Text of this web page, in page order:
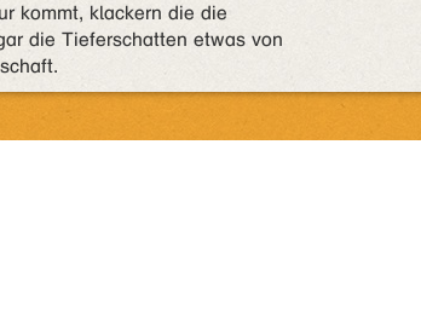
kommt, klackern die die
die Tieferschatten etwas von